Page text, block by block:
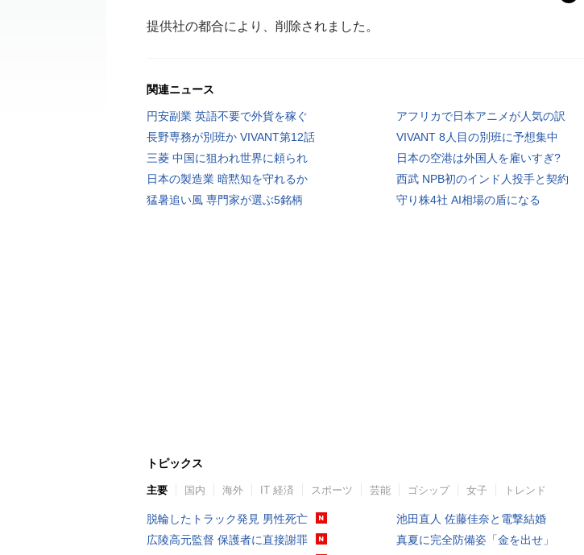
提供社の都合により、削除されました。
関連ニュース
円安副業 英語不要で外貨を稼ぐ
アフリカで日本アニメが人気の訳
長野専務が別班か VIVANT第12話
VIVANT 8人目の別班に予想集中
三菱 中国に狙われ世界に頼られ
日本の空港は外国人を雇いすぎ?
日本の製造業 暗黙知を守れるか
西武 NPB初のインド人投手と契約
猛暑追い風 専門家が選ぶ5銘柄
守り株4社 AI相場の盾になる
トピックス
主要 国内 海外 IT 経済 スポーツ 芸能 ゴシップ 女子 トレンド
脱輪したトラック発見 男性死亡
広陵高元監督 保護者に直接謝罪
池田直人 佐藤佳奈と電撃結婚
真夏に完全防備姿「金を出せ」